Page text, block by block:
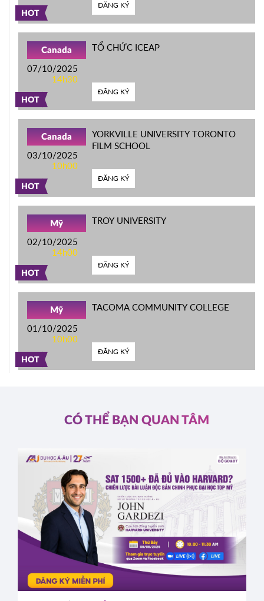
HOT
ĐĂNG KÝ
HOT
Canada
07/10/2025
14h30
TỔ CHỨC ICEAP
ĐĂNG KÝ
HOT
Canada
03/10/2025
10h00
YORKVILLE UNIVERSITY TORONTO
FILM SCHOOL
ĐĂNG KÝ
HOT
Mỹ
02/10/2025
14h00
TROY UNIVERSITY
ĐĂNG KÝ
HOT
Mỹ
01/10/2025
10h00
TACOMA COMMUNITY COLLEGE
ĐĂNG KÝ
CÓ THỂ BẠN QUAN TÂM